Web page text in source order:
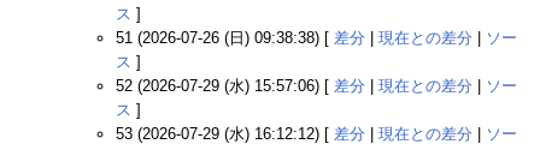
ス ]
51 (2026-07-26 (日) 09:38:38) [ 差分 現在との差分
ソー
ス ]
52 (2026-07-29 (水) 15:57:06) [ 差分 現在との差分
ソー
ス ]
53 (2026-07-29 (水) 16:12:12) [ 差分 現在との差分
ソー